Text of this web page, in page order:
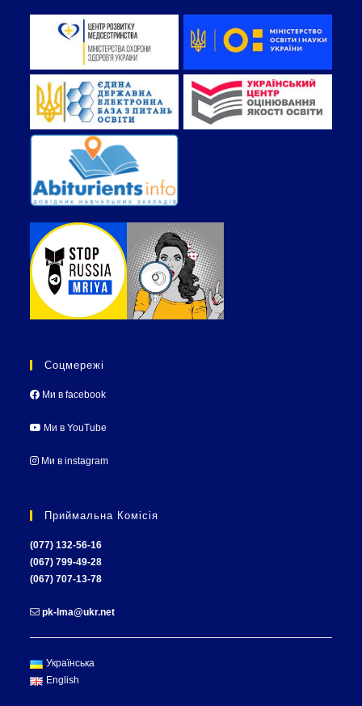
Соцмережі
Ми в facebook
Ми в YouTube
Ми в instagram
Приймальна Комісія
(077) 132-56-16
(067) 799-49-28
(067) 707-13-78
pk-lma@ukr.net
Українська
English